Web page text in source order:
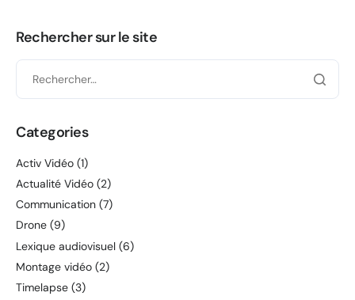
Rechercher sur le site
Categories
Activ Vidéo (1)
Actualité Vidéo (2)
Communication (7)
Drone (9)
Lexique audiovisuel (6)
Montage vidéo (2)
Timelapse (3)